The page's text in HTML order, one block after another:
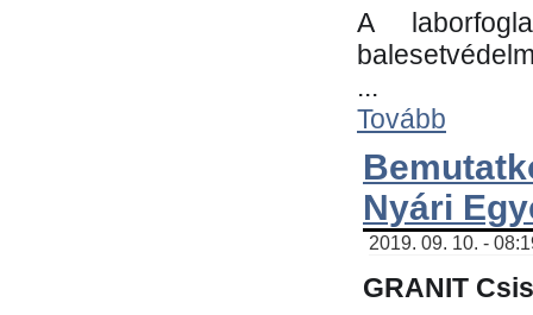
A
...
Tovább
Nyári
2019. 09. 10. -
GRANIT